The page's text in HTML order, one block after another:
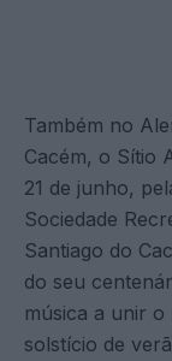
Também no
Cacém, o Sítio
21 de junho,
Sociedade
Santiago do
do seu
música a unir o
solstício de